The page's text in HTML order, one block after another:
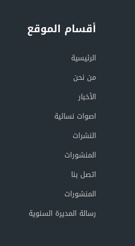
أقسام الموقع
الرئيسية
من نحن
الأخبار
اصوات نسائية
النشرات
المنشورات
اتصل بنا
المنشورات
رسالة المديرة السنوية